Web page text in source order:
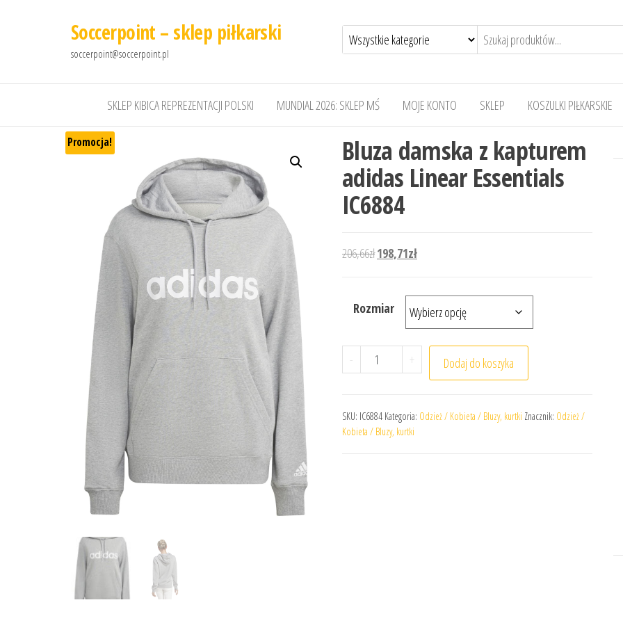
Soccerpoint – sklep piłkarski
soccerpoint@soccerpoint.pl
SKLEP KIBICA REPREZENTACJI POLSKI MUNDIAL 2026: SKLEP MŚ MOJE KONTO SKLEP KOSZULKI PIŁKARSKIE
Promocja! Bluza damska z kapturem
adidas Linear Essentials
IC6884
206,66złPierwotna cena wynosiła: 206,66zł.
198,71złAktualna cena wynosi: 198,71zł.
Rozmiar
- ilość Bluza damska z kapturem adidas Linear
+ Dodaj do koszyka
SKU: IC6884 Kategoria: Odzież / Kobieta / Bluzy, kurtki Znacznik: Odzież /
Kobieta / Bluzy, kurtki